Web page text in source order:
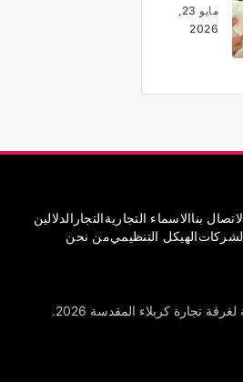
مايو 23,
2026
بناالاسماء التجاريةالتجار الدلالين
الهيكل التنظيميمن نحن
تجارة كربلاء المقدسة 2026.